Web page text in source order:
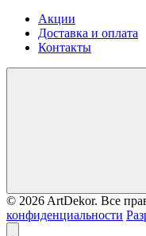
Акции
Доставка и оплата
Контакты
© 2026 ArtDekor. Все
конфиденциальности